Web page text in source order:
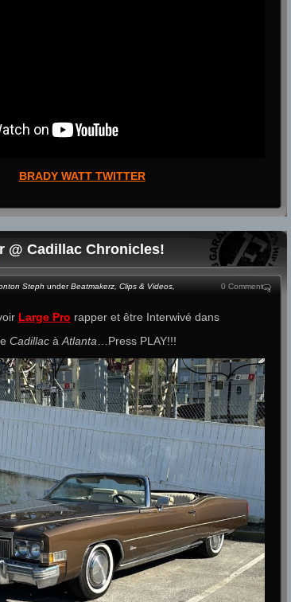
BRADY WATT TWITTER
@ Cadillac Chronicles!
Steph underBeatmakerz Clips & Videos 0 Comment
Large Pro rapper et être Interwivé dans
Cadillac à Atlanta …Press PLAY!!!